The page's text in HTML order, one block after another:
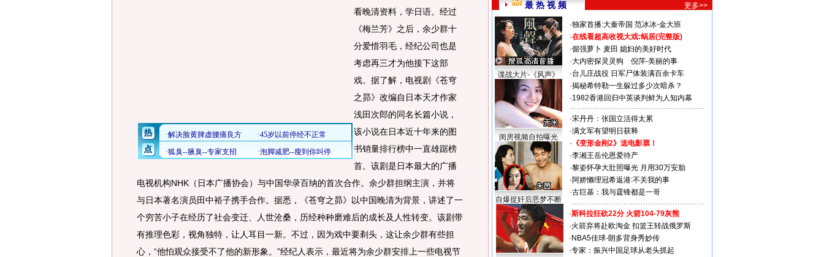
看晚清资料，学日语。经过
《梅兰芳》之后，余少群十
分爱惜羽毛，经纪公司也是
考虑再三才为他接下这部
戏。据了解，电视剧《苍穹
之昴》改编自日本天才作家
浅田次郎的同名长篇小说，
该小说在日本近十年来的图
书销量排行榜中一直雄踞榜
首。该剧是日本最大的广播
电视机构NHK（日本广播协会）与中国华录百纳的首次合作。余少群担纲主演，并将
与日本著名演员田中裕子携手合作。据悉，《苍穹之昴》以中国晚清为背景，讲述了一
个穷苦小子在经历了社会变迁、人世沧桑，历经种种磨难后的成长及人性转变。该剧带
有推理色彩，视角独特，让人耳目一新。不过，因为戏中要剃头，这让余少群有些担
心，“他怕观众接受不了他的新形象。”经纪人表示，最近将为余少群安排上一些电视节
最 热 视 频 更多>>
谍战大片-《风声》
闺房视频自拍曝光
自爆捉奸后恶梦不断
·独家首播:大秦帝国 范冰冰-金大班
·在线看超高收视大戏:蜗居(完整版)
·倔强萝卜 麦田 媳妇的美好时代
·大内密探灵灵狗
倪萍-美丽的事
·台儿庄战役 日军尸体装满百余卡车
·揭秘希特勒一生躲过多少次暗杀？
·1982香港回归中英谈判鲜为人知内幕
·宋丹丹：张国立活得太累
·满文军有望明日获释
· 《变形金刚2》送电影票！
·李湘王岳伦恩爱待产
·黎姿怀孕大肚照曝光 月用30万安胎
·阿娇懒理冠希返港:不关我的事
·古巨基：我与霆锋都是一哥
·斯科拉狂砍22分 火箭104-79灰熊
·火箭弃将赴欧淘金 扣篮王转战俄罗斯
· NBA5佳球-朗多背身秀妙传
·专家：振兴中国足球从老头抓起